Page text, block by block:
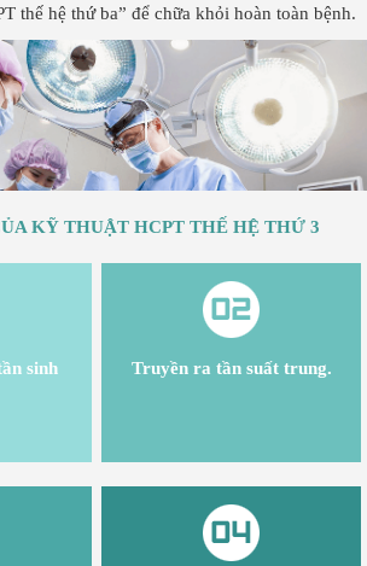
thế hệ thứ ba” để chữa khỏi hoàn toàn bệnh.
KỸ THUẬT HCPT THẾ HỆ THỨ 3
sinh
Truyền ra tần suất trung.